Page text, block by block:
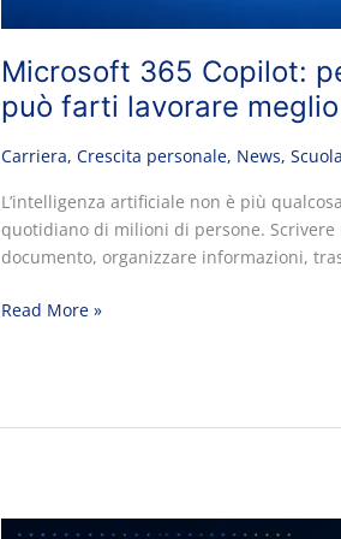
Microsoft 365 Copilot:
può farti lavorare meglio
Carriera,Crescita personale, News,
L’intelligenza artificiale non è più
quotidiano di milioni di persone.
documento, organizzare informazioni,
Read More »
Microsoft